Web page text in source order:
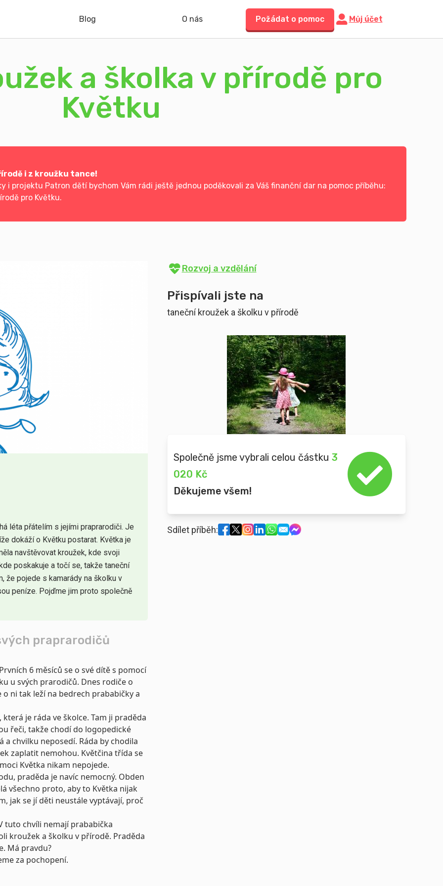
Blog O nás Požádat o pomoc Můj účet
a školka v přírodě pro
Květku
i z kroužku tance!
i projektu Patron dětí bychom Vám rádi ještě jednou poděkovali za Váš finanční dar na pomoc příběhu:
pro Květku.
léta přátelím s jejími praprarodiči. Je
dokáží o Květku postarat. Květka je
navštěvovat kroužek, kde svoji
poskakuje a točí se, takže taneční
že pojede s kamarády na školku v
peníze. Pojďme jim proto společně
Rozvoj a vzdělání
Přispívali jste na
taneční kroužek a školku v přírodě
Společně jsme vybrali celou částku 3
020 Kč
Děkujeme všem!
Sdílet příběh:
praprarodičů
6 měsíců se o své dítě s pomocí
u svých prarodičů. Dnes rodiče o
ni tak leží na bedrech prababičky a
je ráda ve školce. Tam ji praděda
řeči, takže chodí do logopedické
a chvilku neposedí. Ráda by chodila
zaplatit nemohou. Květčina třída se
Květka nikam nepojede.
praděda je navíc nemocný. Obden
všechno proto, aby to Květka nijak
jak se jí děti neustále vyptávají, proč
tuto chvíli nemají prababička
kroužek a školku v přírodě. Praděda
Má pravdu?
za pochopení.